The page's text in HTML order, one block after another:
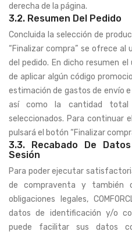
derecha de la página.
3.2. Resumen Del Pedido
Concluida la selección de
“Finalizar compra” se ofrece al
del pedido. En dicho resumen el
de aplicar algún código
estimación de gastos de envío
así como la cantidad
seleccionados. Para continuar
pulsará el botón “Finalizar
3.3. Recabado De
Sesión
Para poder ejecutar
de compraventa y
obligaciones legales,
datos de identificación y/o
puede facilitar sus datos